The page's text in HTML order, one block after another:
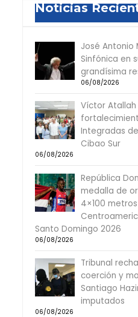
Noticias
José Antonio
Sinfónica en
grandísima
06/08/2026
Víctor Atallah
Integradas
Cibao Sur
06/08/2026
República
medalla de
4×100
Santo Domingo 2026
06/08/2026
Tribunal
coerción y
Santiago
imputados
06/08/2026